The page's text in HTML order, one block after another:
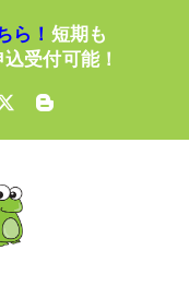
ら！ 短期も
受付可能！
X Blogger